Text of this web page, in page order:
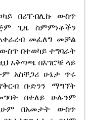
በሪፐብሊኩ ውስጥ
ጊዜ ስምምነቶችን
መፈለግ መቻል
ውስጥ በተወካይ ተግባራት
አቅጣጫ በእግሮቹ ላይ
አስቸጋሪ ሁኔታ ጥሩ
ቡድንን ማግኘት
በተለይ ሁሉንም
በአመታት ውስጥ